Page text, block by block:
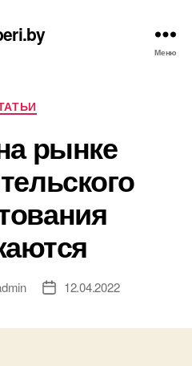
Меню
Рубрики
рынке
Дата12.04.2022